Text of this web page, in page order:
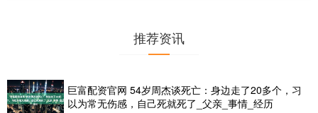
推荐资讯
巨富配资官网 54岁周杰谈死亡：身边走了20多个，习
以为常无伤感，自己死就死了_父亲_事情_经历